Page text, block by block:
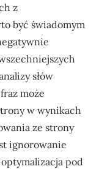
z
być świadomym
słów
może
w wynikach
ze strony
ignorowanie
pod